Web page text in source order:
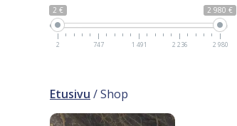
2 € 2 980 €
2 747 1 491 2 236 2 980
Etusivu / Shop